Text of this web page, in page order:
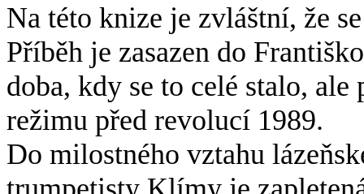
Na této knize je zvláštní, že
Příběh je zasazen do
doba, kdy se to celé stalo,
režimu před revolucí 1989.
Do milostného vztahu